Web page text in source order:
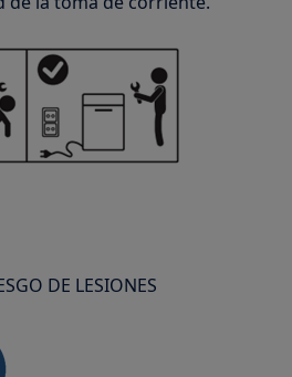
DE LESIONES